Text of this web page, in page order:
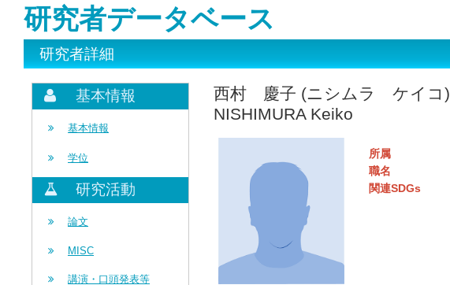
研究者データベース
研究者詳細
基本情報
基本情報
学位
研究活動
論文
MISC
講演・口頭発表等
西村 慶子 (ニシムラ ケイコ)
NISHIMURA Keiko
所属
職名
関連SDGs